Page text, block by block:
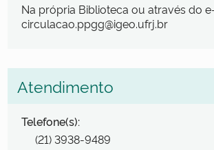
Na própria Biblioteca ou através do
circulacao.ppgg@igeo.ufrj.br
Atendimento
Telefone(s):
(21) 3938-9489